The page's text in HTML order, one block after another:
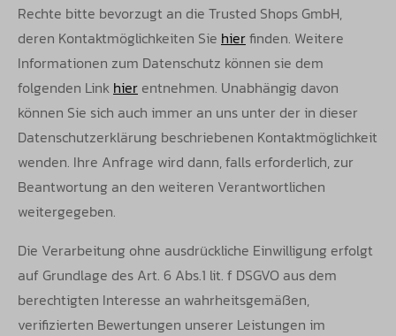
Rechte bitte bevorzugt an die Trusted Shops GmbH,
deren Kontaktmöglichkeiten Sie hierfinden. Weitere
Informationen zum Datenschutz können sie dem
folgenden Link hier entnehmen. Unabhängig davon
können Sie sich auch immer an uns unter der in dieser
Datenschutzerklärung beschriebenen Kontaktmöglichkeit
wenden. Ihre Anfrage wird dann, falls erforderlich, zur
Beantwortung an den weiteren Verantwortlichen
weitergegeben.
Die Verarbeitung ohne ausdrückliche Einwilligung erfolgt
auf Grundlage des Art. 6 Abs.1 lit. f DSGVO aus dem
berechtigten Interesse an wahrheitsgemäßen,
verifizierten Bewertungen unserer Leistungen im